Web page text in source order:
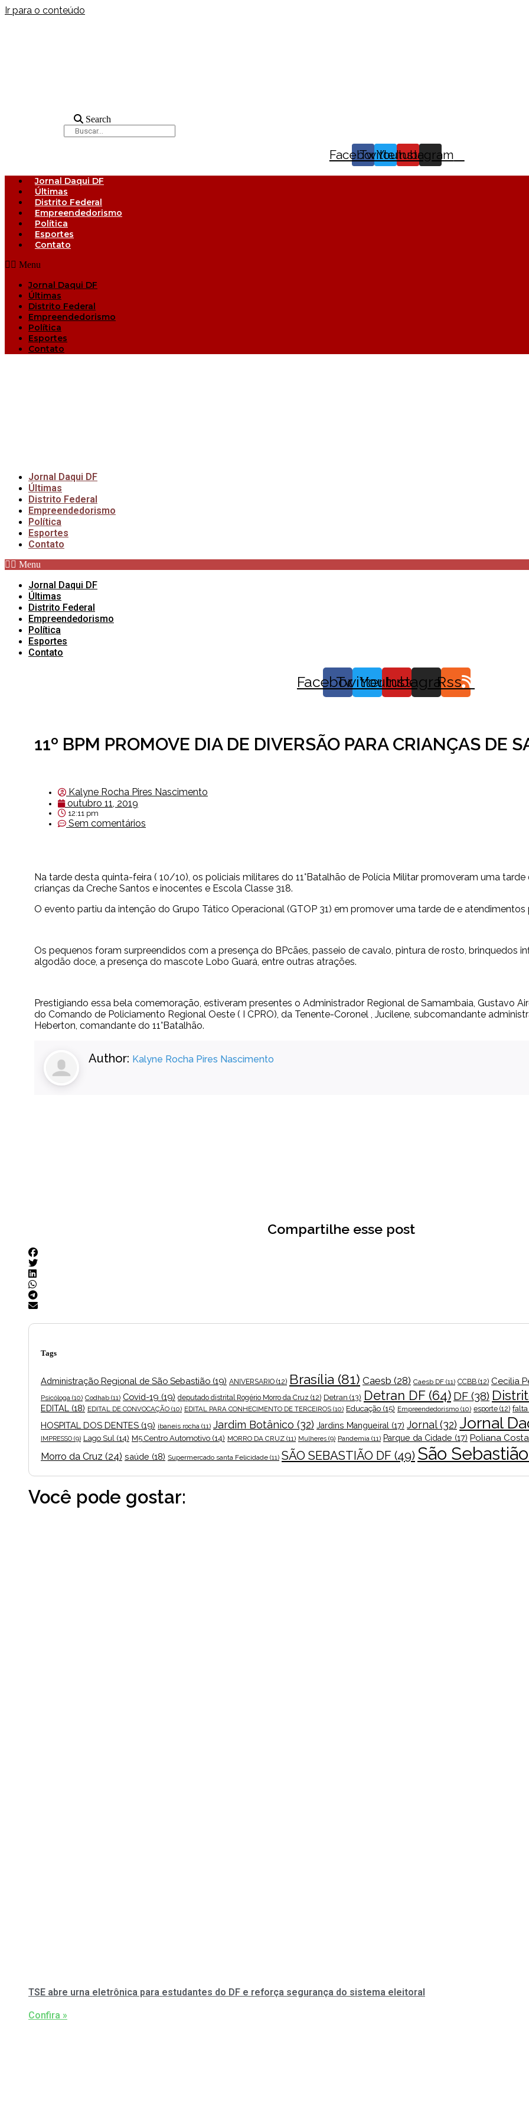
Ir para o conteúdo
Search
Facebook
Twitter
Youtube
Instagram
Jornal Daqui DF
Últimas
Distrito Federal
Empreendedorismo
Política
Esportes
Contato
Menu
Jornal Daqui DF
Últimas
Distrito Federal
Empreendedorismo
Política
Esportes
Contato
Jornal Daqui DF
Últimas
Distrito Federal
Empreendedorismo
Política
Esportes
Contato
Menu
Jornal Daqui DF
Últimas
Distrito Federal
Empreendedorismo
Política
Esportes
Contato
Facebook
TwitterYoutube
Instagram
Rss
11º BPM PROMOVE DIA DE DIVERSÃO PARA CRIANÇAS DE
Kalyne Rocha Pires Nascimento
outubro 11, 2019
12:11 pm
Sem comentários
Na tarde desta quinta-feira ( 10/10), os policiais militares do 11°Batalhão de Polícia Militar promoveram uma tarde
crianças da Creche Santos e inocentes e Escola Classe 318.
O evento partiu da intenção do Grupo Tático Operacional (GTOP 31) em promover uma tarde de e atendimentos
Os pequenos foram surpreendidos com a presença do BPcães, passeio de cavalo, pintura de rosto, brinquedos
algodão doce, a presença do mascote Lobo Guará, entre outras atrações.
Prestigiando essa bela comemoração, estiveram presentes o Administrador Regional de Samambaia, Gustavo
do Comando de Policiamento Regional Oeste ( I CPRO), da Tenente-Coronel , Jucilene, subcomandante
Heberton, comandante do 11°Batalhão.
Author: Kalyne Rocha Pires Nascimento
Compartilhe esse post
Tags
Administração Regional de São Sebastião (19) ANIVERSARIO (12) Brasília (81) Caesb (28) Caesb DF (11) CCBB (12) Cecilia
Psicóloga (10) Codhab (11) Covid-19 (19) deputado distrital Rogério Morro da Cruz (12) Detran (13) Detran DF(64) DF (38)
EDITAL (18) EDITAL DE CONVOCAÇÃO (10) EDITAL PARA CONHECIMENTO DE TERCEIROS (10) Educação (15) Empreendedorismo (10) esporte (12) falta
HOSPITAL DOS DENTES (19) ibaneis rocha (11) Jardim Botânico (32) Jardins Mangueiral (17) Jornal(32) Jornal
IMPRESSO (9) Lago Sul (14) M5 Centro Automotivo (14) MORRO DA CRUZ (11) Mulheres (9) Pandemia (11) Parque da Cidade (17) Poliana Costa
Morro da Cruz (24) saúde (18) Supermercado santa Felicidade (11) SÃO SEBASTIÃO DF (49) São Sebastião
Você pode gostar:
TSE abre urna eletrônica para estudantes do DF e reforça segurança do sistema eleitoral
Confira »